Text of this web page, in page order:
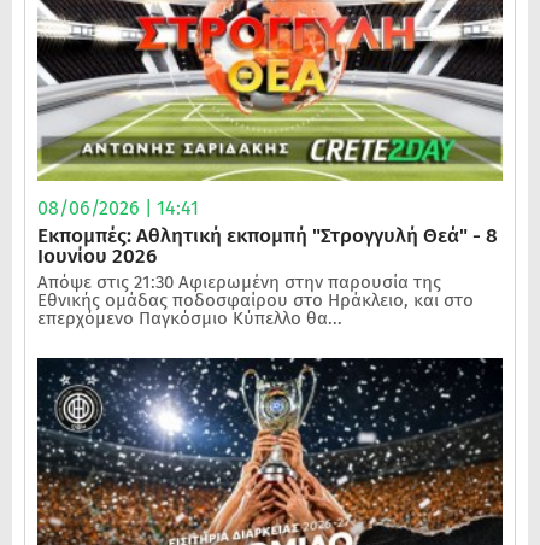
08/06/2026 | 14:41
Εκπομπές: Αθλητική εκπομπή "Στρογγυλή Θεά" - 8
Ιουνίου 2026
Απόψε στις 21:30 Αφιερωμένη στην παρουσία της
Εθνικής ομάδας ποδοσφαίρου στο Ηράκλειο, και στο
επερχόμενο Παγκόσμιο Κύπελλο θα...